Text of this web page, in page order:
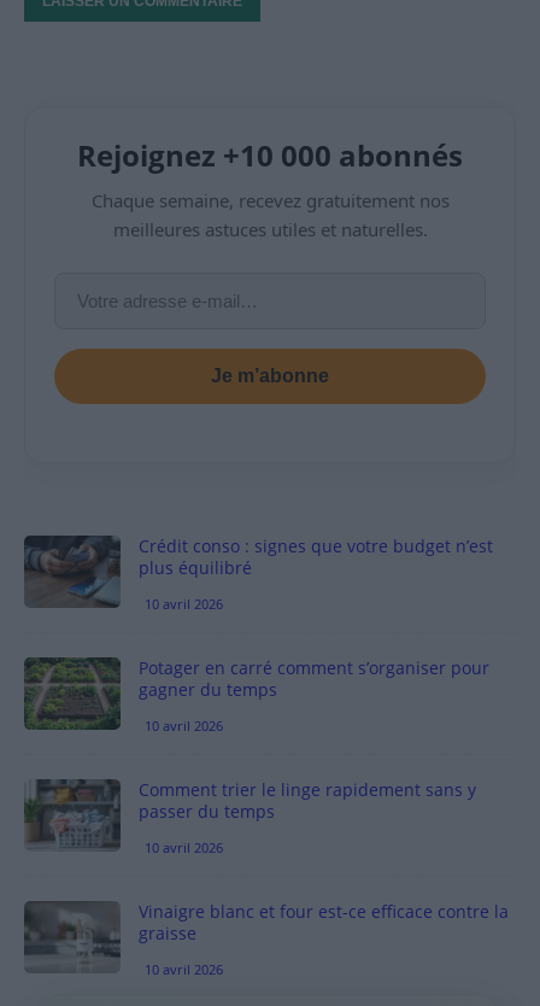
Rejoignez +10 000 abonnés
Chaque semaine, recevez gratuitement nos
meilleures astuces utiles et naturelles.
Je m’abonne
Crédit conso : signes que votre budget n’est
plus équilibré
10 avril 2026
Potager en carré comment s’organiser pour
gagner du temps
10 avril 2026
Comment trier le linge rapidement sans y
passer du temps
10 avril 2026
Vinaigre blanc et four est-ce efficace contre la
graisse
10 avril 2026